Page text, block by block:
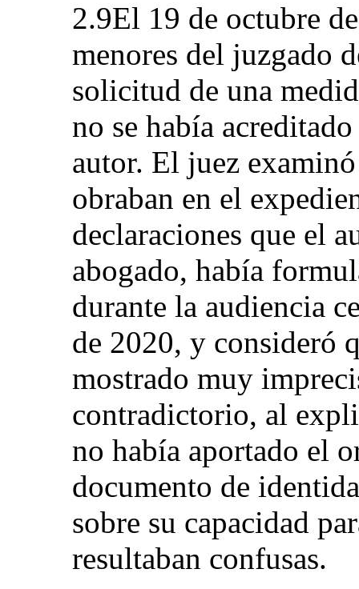
2.9El 19 de octubre
menores del juzgado
solicitud de una
no se había
autor. El juez
obraban en el
declaraciones que el
abogado, había
durante la audiencia
de 2020, y consideró
mostrado muy
contradictorio, al
no había aportado el
documento de
sobre su capacidad
resultaban confusas.